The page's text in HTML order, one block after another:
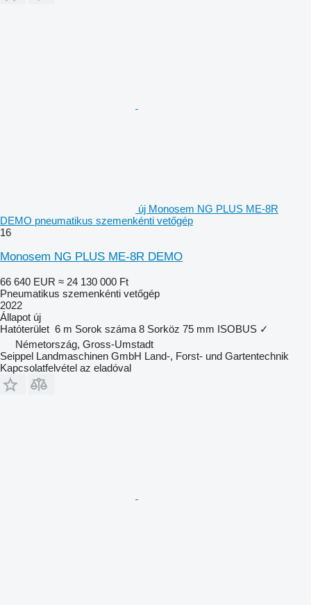
új Monosem NG PLUS ME-8R
DEMO pneumatikus szemenkénti vetőgép
16
Monosem NG PLUS ME-8R DEMO
66 640 EUR ≈ 24 130 000 Ft
Pneumatikus szemenkénti vetőgép
2022
Állapot új
Hatóterület 6 m Sorok száma 8 Sorköz 75 mm ISOBUS ✓
Németország, Gross-Umstadt
Seippel Landmaschinen GmbH Land-, Forst- und Gartentechnik
Kapcsolatfelvétel az eladóval